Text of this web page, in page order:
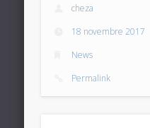
cheza
18 novembre 2017
News
Permalink